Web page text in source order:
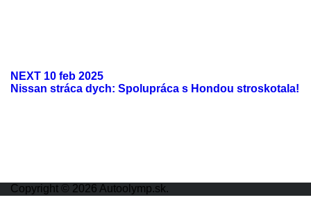
NEXT 10 feb 2025
Nissan stráca dych: Spolupráca s Hondou stroskotala!
Copyright © 2026 Autoolymp.sk.